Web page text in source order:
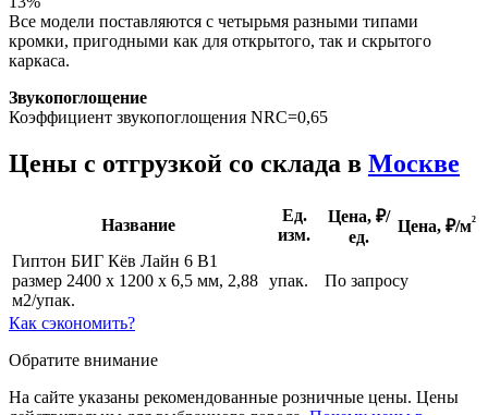
Все модели поставляются с четырьмя разными типами
кромки, пригодными как для открытого, так и скрытого
каркаса.
Звукопоглощение
Коэффициент звукопоглощения NRC=0,65
Цены с отгрузкой со склада в Москве
Название
Ед.
изм.
Цена, ₽/
ед.
Цена, ₽/м²
Гиптон БИГ Кёв Лайн 6 B1
размер 2400 х 1200 х 6,5 мм, 2,88
м2/упак.
упак. По запросу
Как сэкономить?
Обратите внимание
На сайте указаны рекомендованные розничные цены. Цены